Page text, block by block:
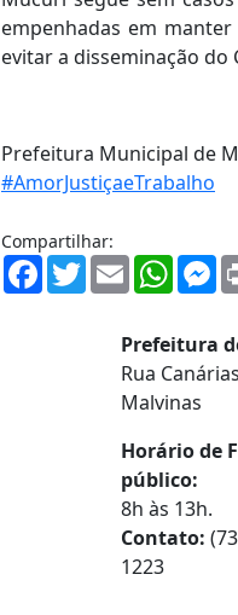
empenhadas em
evitar a disseminação do
Prefeitura Municipal de
#AmorJustiçaeTrabalho
Compartilhar:
Facebook
TwitterEmail
Prefeitura
Rua
Malvinas
Horário de
público:
8h às 13h.
Contato:
1223